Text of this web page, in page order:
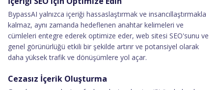
BypassAI yalnızca içeriği hassaslaştırmak ve insancıllaştırmakla
kalmaz, aynı zamanda hedeflenen anahtar kelimeleri ve
cümleleri entegre ederek optimize eder, web sitesi SEO'sunu ve
genel görünürlüğü etkili bir şekilde artırır ve potansiyel olarak
daha yüksek trafik ve dönüşümlere yol açar.
Cezasız İçerik Oluşturma